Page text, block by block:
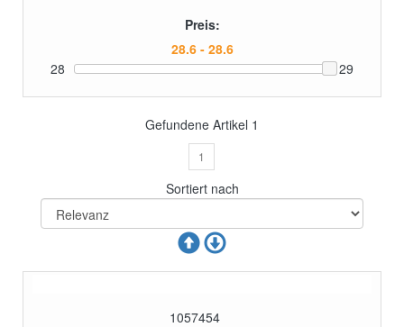
Preis:
28 29
Gefundene Artikel 1
1
Sortiert nach
1057454